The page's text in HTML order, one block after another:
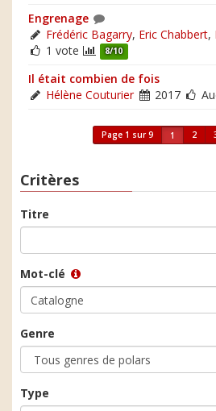
Engrenage
Frédéric Bagarry, Eric Chabbert,
1 vote
8/10
Il était combien de fois
Hélène Couturier
2017
Page 1 sur 9 1 2
Critères
Titre
Mot-clé
Genre
Type